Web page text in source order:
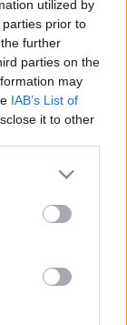
utilized by
prior to
further
parties on the
may
IAB’s List of
it to other
more Google
may click to
party tags to
below Google
Sevenfoldból